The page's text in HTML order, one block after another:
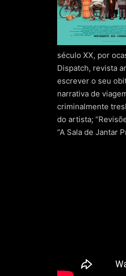
século XX, por
Dispatch, revista
escrever o seu
narrativa de
criminalmente
do artista;
“A Sala de Jantar